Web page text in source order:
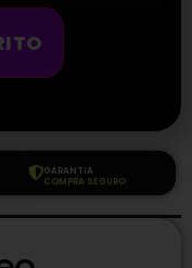
GARANTIA
COMPRA SEGURO